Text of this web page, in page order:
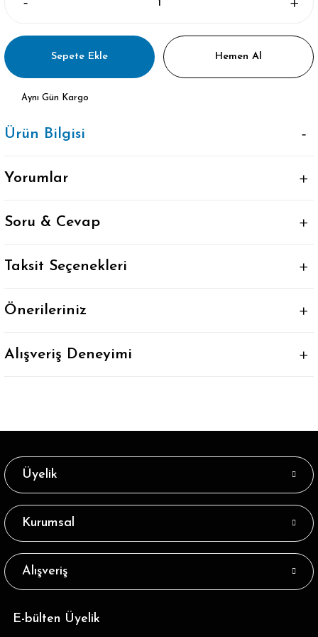
Sepete Ekle Hemen Al
Aynı Gün Kargo
Ürün Bilgisi
Yorumlar
Soru & Cevap
Taksit Seçenekleri
Önerileriniz
Alışveriş Deneyimi
Üyelik
Kurumsal
Alışveriş
E-bülten Üyelik